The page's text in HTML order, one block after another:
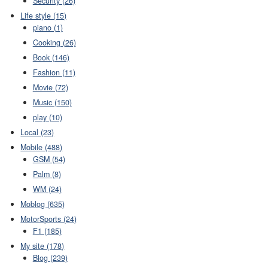
Life style (15)
piano (1)
Cooking (26)
Book (146)
Fashion (11)
Movie (72)
Music (150)
play (10)
Local (23)
Mobile (488)
GSM (54)
Palm (8)
WM (24)
Moblog (635)
MotorSports (24)
F1 (185)
My site (178)
Blog (239)